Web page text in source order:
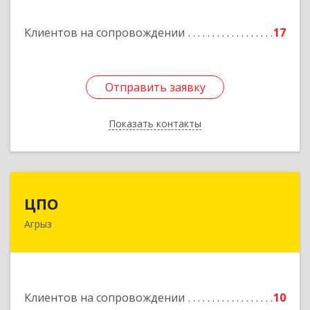
Клиентов на сопровождении 17
Отправить заявку
Показать контакты
Отправить заявку
Назад
ЦПО
Агрыз
Клиентов на сопровождении 10
Подробнее